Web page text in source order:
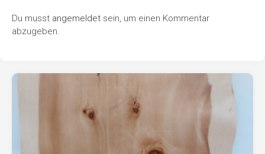
Du musst angemeldet sein, um einen Kommentar
abzugeben.